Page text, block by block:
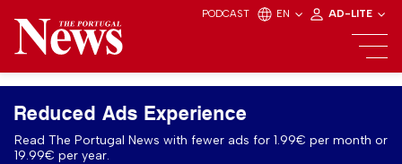
PODCAST EN AD-LITE
Reduced Ads Experience
Read The Portugal News with fewer ads for 1.99€ per month or
19.99€ per year.